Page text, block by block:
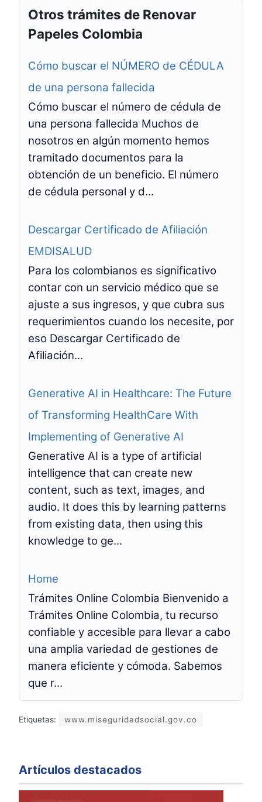
Otros trámites de Renovar
Papeles Colombia
Cómo buscar el NÚMERO de CÉDULA
de una persona fallecida
Cómo buscar el número de cédula de
una persona fallecida Muchos de
nosotros en algún momento hemos
tramitado documentos para la
obtención de un beneficio. El número
de cédula personal y d...
Descargar Certificado de Afiliación
EMDISALUD
Para los colombianos es significativo
contar con un servicio médico que se
ajuste a sus ingresos, y que cubra sus
requerimientos cuando los necesite, por
eso Descargar Certificado de
Afiliación...
Generative AI in Healthcare: The Future
of Transforming HealthCare With
Implementing of Generative AI
Generative AI is a type of artificial
intelligence that can create new
content, such as text, images, and
audio. It does this by learning patterns
from existing data, then using this
knowledge to ge...
Home
Trámites Online Colombia Bienvenido a
Trámites Online Colombia, tu recurso
confiable y accesible para llevar a cabo
una amplia variedad de gestiones de
manera eficiente y cómoda. Sabemos
que r...
Etiquetas: www.miseguridadsocial.gov.co
Artículos destacados